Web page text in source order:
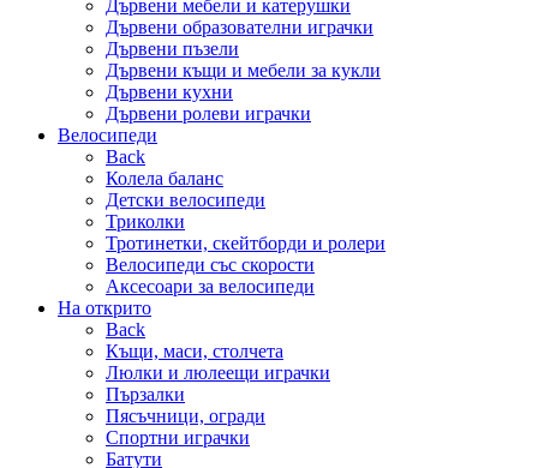
Дървени мебели и катерушки
Дървени образователни играчки
Дървени пъзели
Дървени къщи и мебели за кукли
Дървени кухни
Дървени ролеви играчки
Велосипеди
Back
Колела баланс
Детски велосипеди
Триколки
Тротинетки, скейтборди и ролери
Велосипеди със скорости
Аксесоари за велосипеди
На открито
Back
Къщи, маси, столчета
Люлки и люлеещи играчки
Пързалки
Пясъчници, огради
Спортни играчки
Батути